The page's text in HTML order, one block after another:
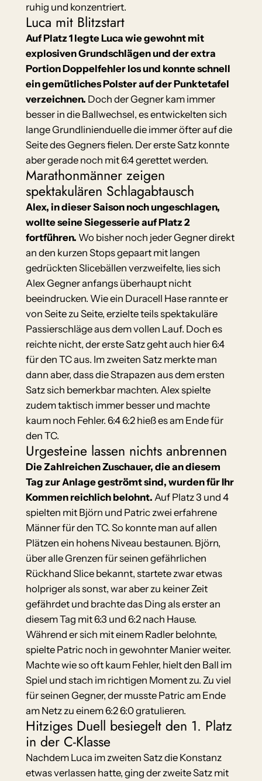
ruhig und konzentriert.
Luca mit Blitzstart
Auf Platz 1 legte Luca wie gewohnt mit
explosiven Grundschlägen und der extra
Portion Doppelfehler los und konnte schnell
ein gemütliches Polster auf der Punktetafel
verzeichnen. Doch der Gegner kam immer
besser in die Ballwechsel, es entwickelten sich
lange Grundlinienduelle die immer öfter auf die
Seite des Gegners fielen. Der erste Satz konnte
aber gerade noch mit 6:4 gerettet werden.
Marathonmänner zeigen
spektakulären Schlagabtausch
Alex, in dieser Saison noch ungeschlagen,
wollte seine Siegesserie auf Platz 2
fortführen. Wo bisher noch jeder Gegner direkt
an den kurzen Stops gepaart mit langen
gedrückten Slicebällen verzweifelte, lies sich
Alex Gegner anfangs überhaupt nicht
beeindrucken. Wie ein Duracell Hase rannte er
von Seite zu Seite, erzielte teils spektakuläre
Passierschläge aus dem vollen Lauf. Doch es
reichte nicht, der erste Satz geht auch hier 6:4
für den TC aus. Im zweiten Satz merkte man
dann aber, dass die Strapazen aus dem ersten
Satz sich bemerkbar machten. Alex spielte
zudem taktisch immer besser und machte
kaum noch Fehler. 6:4 6:2 hieß es am Ende für
den TC.
Urgesteine lassen nichts anbrennen
Die Zahlreichen Zuschauer, die an diesem
Tag zur Anlage geströmt sind, wurden für Ihr
Kommen reichlich belohnt. Auf Platz 3 und 4
spielten mit Björn und Patric zwei erfahrene
Männer für den TC. So konnte man auf allen
Plätzen ein hohens Niveau bestaunen. Björn,
über alle Grenzen für seinen gefährlichen
Rückhand Slice bekannt, startete zwar etwas
holpriger als sonst, war aber zu keiner Zeit
gefährdet und brachte das Ding als erster an
diesem Tag mit 6:3 und 6:2 nach Hause.
Während er sich mit einem Radler belohnte,
spielte Patric noch in gewohnter Manier weiter.
Machte wie so oft kaum Fehler, hielt den Ball im
Spiel und stach im richtigen Moment zu. Zu viel
für seinen Gegner, der musste Patric am Ende
am Netz zu einem 6:2 6:0 gratulieren.
Hitziges Duell besiegelt den 1. Platz
in der C-Klasse
Nachdem Luca im zweiten Satz die Konstanz
etwas verlassen hatte, ging der zweite Satz mit